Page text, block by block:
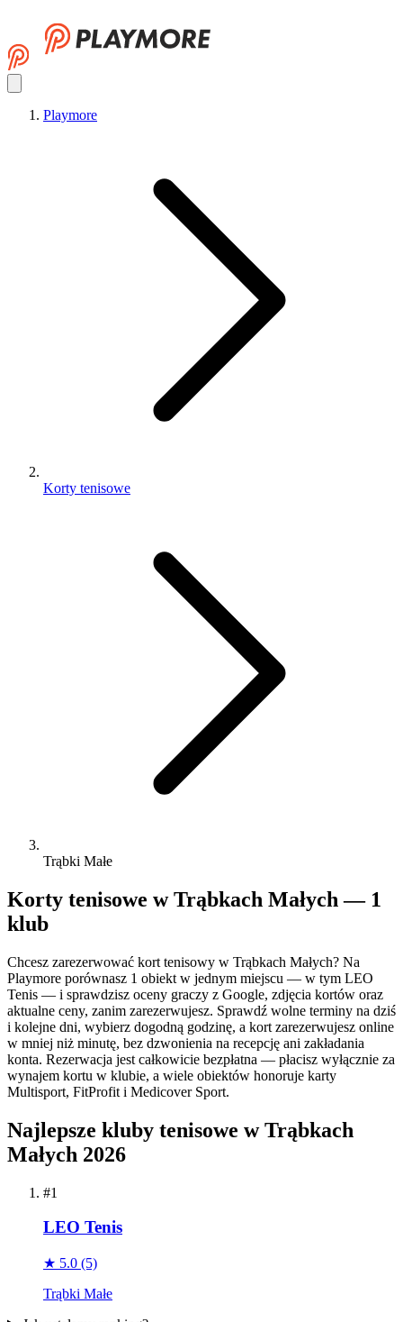
Playmore
Korty tenisowe
Trąbki Małe
Korty tenisowe w Trąbkach Małych — 1
klub
Chcesz zarezerwować kort tenisowy w Trąbkach Małych? Na
Playmore porównasz 1 obiekt w jednym miejscu — w tym LEO
Tenis — i sprawdzisz oceny graczy z Google, zdjęcia kortów oraz
aktualne ceny, zanim zarezerwujesz. Sprawdź wolne terminy na dziś
i kolejne dni, wybierz dogodną godzinę, a kort zarezerwujesz online
w mniej niż minutę, bez dzwonienia na recepcję ani zakładania
konta. Rezerwacja jest całkowicie bezpłatna — płacisz wyłącznie za
wynajem kortu w klubie, a wiele obiektów honoruje karty
Multisport, FitProfit i Medicover Sport.
Najlepsze kluby tenisowe w Trąbkach
Małych 2026
#1
LEO Tenis
★ 5.0 (5)
Trąbki Małe